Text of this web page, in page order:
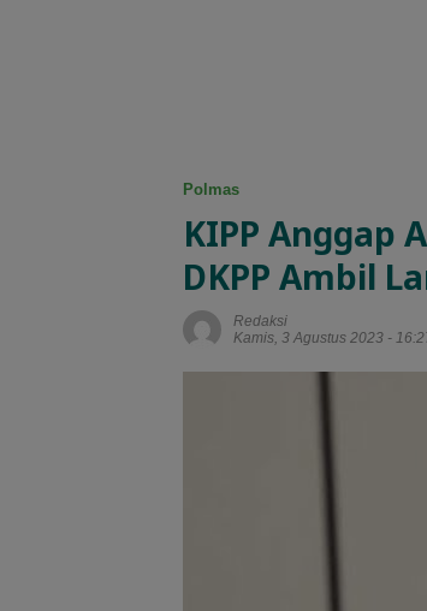
Polmas
KIPP Anggap
DKPP Ambil
Redaksi
Kamis, 3 Agustus 2023 -